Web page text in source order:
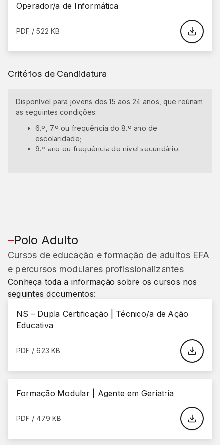
Operador/a de Informática
PDF / 522 KB
Critérios de Candidatura
Disponível para jovens dos 15 aos 24 anos, que reúnam
as seguintes condições:
6.º, 7.º ou frequência do 8.º ano de
escolaridade;
9.º ano ou frequência do nível secundário.
Polo Adulto
Cursos de educação e formação de adultos EFA
e percursos modulares profissionalizantes
Conheça toda a informação sobre os cursos nos
seguintes documentos:
NS – Dupla Certificação | Técnico/a de Ação
Educativa
PDF / 623 KB
Formação Modular | Agente em Geriatria
PDF / 479 KB